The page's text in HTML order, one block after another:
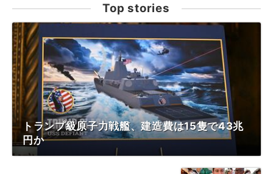
Top stories
トランプ級原子力戦艦、建造費は15隻で43兆
円か